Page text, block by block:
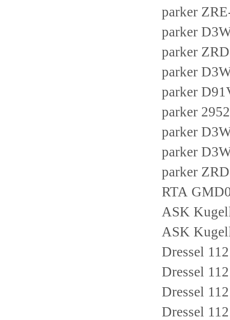
parker
parker
parker
parker
parker
parker
parker
parker
parker
RTA
ASK
ASK
Dressel
Dressel
Dressel
Dressel